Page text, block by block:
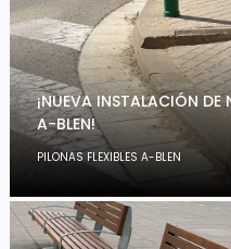
¡NUEVA INSTALACIÓN DE
A-BLEN!
PILONAS FLEXIBLES A-BLEN